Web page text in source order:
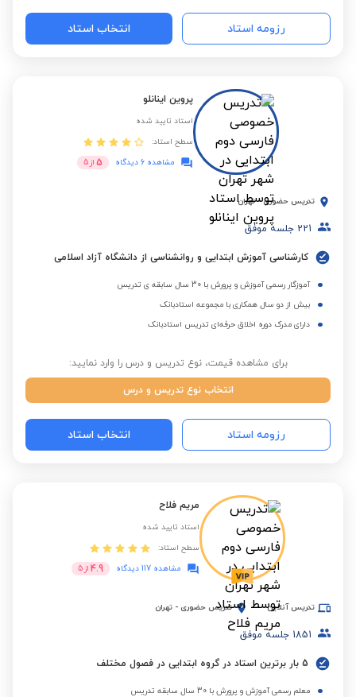
رزومه استاد انتخاب استاد
پروین اینانلو
استاد تایید شده
سطح استاد:
مشاهده 6 دیدگاه
5 از 5
تدریس حضوری - تهران
221 جلسه موفق
کارشناسی آموزش ابتدایی و روانشناسی از دانشگاه آزاد اسلامی
آموزگار رسمی آموزش و پرورش با 30 سال سابقه ی تدریس
بیش از دو سال همکاری با مجموعه استادبانک
دارای مدرک دوره اخلاق حرفه‌ای تدریس استادبانک
برای مشاهده قیمت، نوع تدریس و درس را وارد نمایید:
انتخاب نوع تدریس و درس
رزومه استاد انتخاب استاد
مریم فلاح
استاد تایید شده
سطح استاد:
مشاهده 117 دیدگاه
4.9 از 5
تدریس آنلاین تدریس حضوری - تهران
1851 جلسه موفق
5 بار برترین استاد در گروه ابتدایی در فصول مختلف
معلم رسمی آموزش و پرورش با 30 سال سابقه تدریس